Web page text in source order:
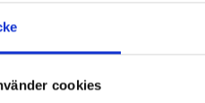
cookies